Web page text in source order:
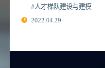
#人才梯队建设与建模
2022.04.29